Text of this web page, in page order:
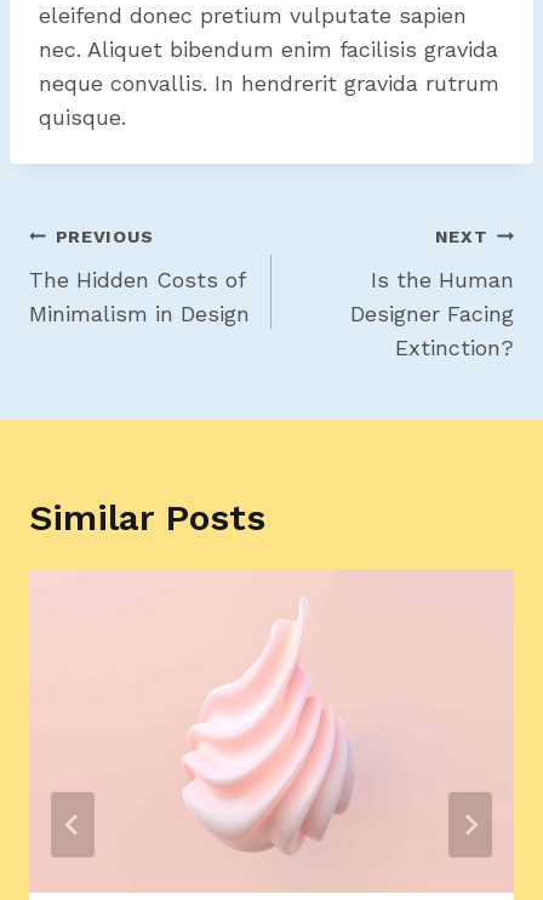
eleifend donec pretium vulputate sapien
nec. Aliquet bibendum enim facilisis gravida
neque convallis. In hendrerit gravida rutrum
quisque.
Post
Navigation
PREVIOUS
The Hidden Costs of
Minimalism in Design
NEXT
Is the Human
Designer Facing
Extinction?
Similar Posts